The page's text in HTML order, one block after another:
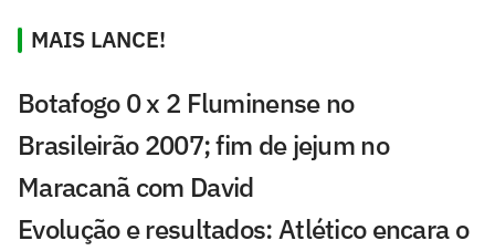
MAIS LANCE!
Botafogo 0 x 2 Fluminense no
Brasileirão 2007; fim de jejum no
Maracanã com David
Evolução e resultados: Atlético encara o